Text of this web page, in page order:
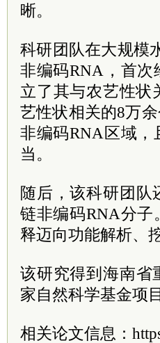
晰。
科研团队在大规模
非编码RNA，首
立了其与农艺性状
艺性状相关的8万
非编码RNA区域
当。
随后，该科研团队
链非编码RNA分
释迈向功能解析、
该研究得到海南省
家自然科学基金项
相关论文信息：